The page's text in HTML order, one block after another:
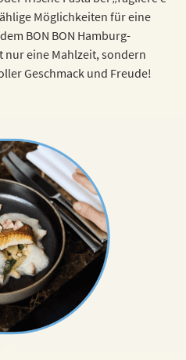
Möglichkeiten für eine
BON BON Hamburg-
nur eine Mahlzeit, sondern
Geschmack und Freude!